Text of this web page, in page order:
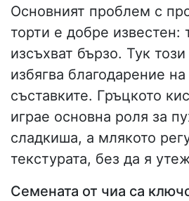
Основният проблем с
торти е добре известен:
изсъхват бързо. Тук
избягва благодарение
съставките. Гръцкото
играе основна роля за
сладкиша, а млякото
текстурата, без да я
Семената от чиа са